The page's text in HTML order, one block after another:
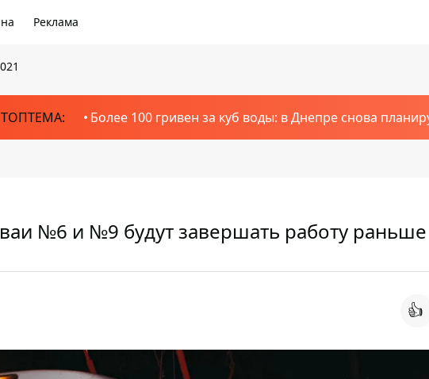
Реклама
ТОПТЕМА: Более 100 гривен за куб воды: в Днепре снова
№6 и №9 будут завершать работу раньше
👍